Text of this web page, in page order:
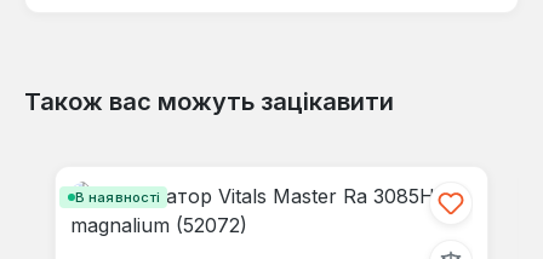
Відгуків не знайдено. Поділіться
Також вас можуть зацікавити
В наявності